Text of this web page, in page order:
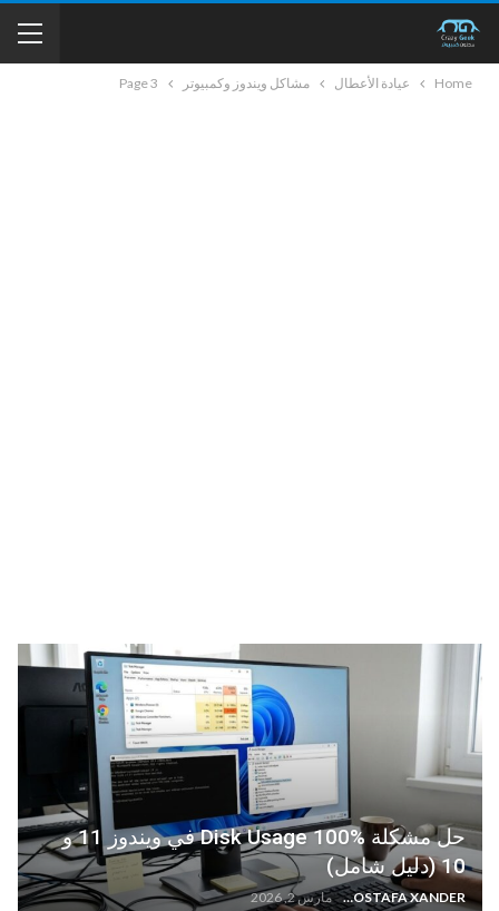
Home عيادة الأعطال مشاكل ويندوز وكمبيوتر Page 3
حل مشكلة Disk Usage 100% في ويندوز 11 و
10 (دليل شامل)
MOSTAFA XANDER مارس 2, 2026